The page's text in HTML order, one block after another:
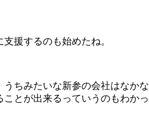
援するのも始めたね。
ちみたいな新参の会社はなか
とが出来るっていうのもわかっ